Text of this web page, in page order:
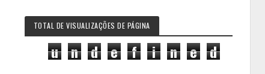
TOTAL DE VISUALIZAÇÕES DE PÁGINA
u n d e f i n e d